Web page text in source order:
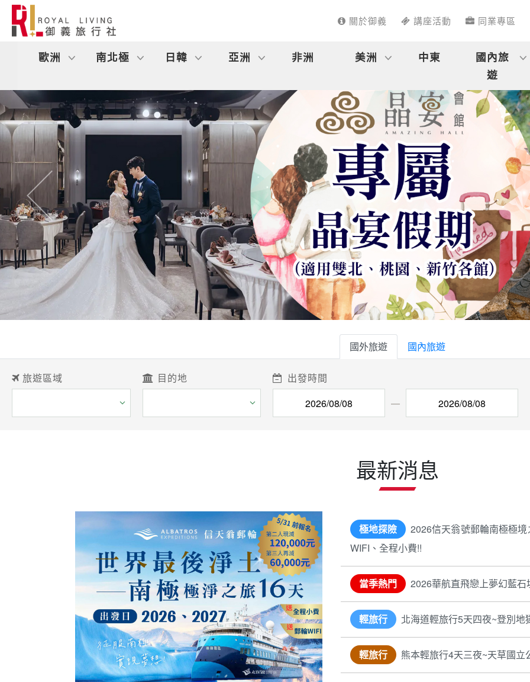
關於御義 講座活動 同業專區
歐洲 南北極 日韓 亞洲 非洲 美洲 中東
國內旅
遊
國外旅遊 國內旅遊
旅遊區域 目的地 出發時間
最新消息
極地探險
2026信天翁號郵輪南極極
WIFI、全程小費!!
當季熱門 2026華航直飛戀上夢幻藍
輕旅行 北海道輕旅行5天四夜~登別地
輕旅行 熊本輕旅行4天三夜~天草國